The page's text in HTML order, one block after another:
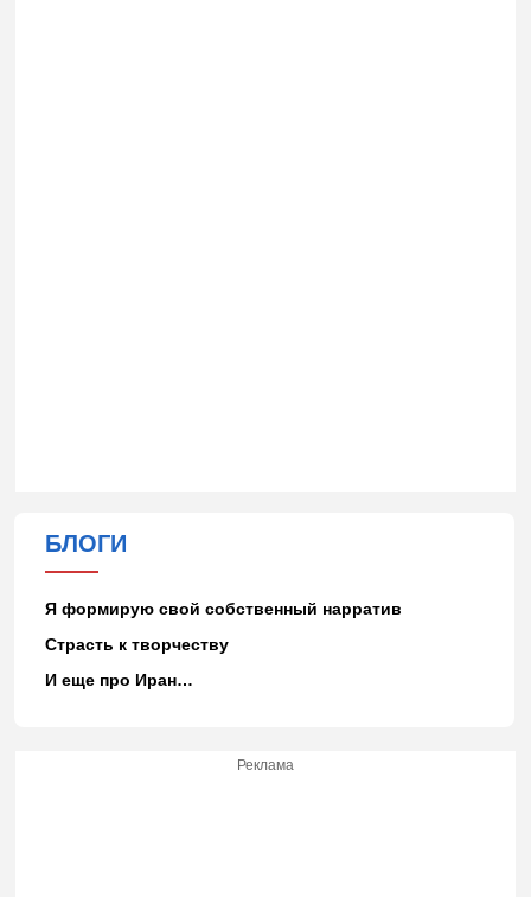
БЛОГИ
Я формирую свой собственный нарратив
Страсть к творчеству
И еще про Иран…
Реклама